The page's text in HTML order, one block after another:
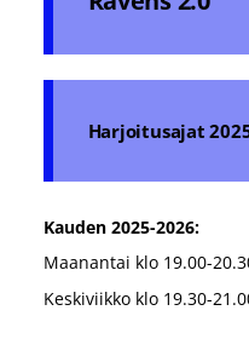
Harjoitusajat
Kauden 2025-2026:
Maanantai klo 19.00-
Keskiviikko klo 19.30-